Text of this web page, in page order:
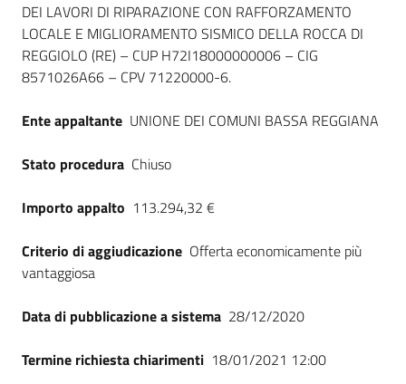
DEI LAVORI DI RIPARAZIONE CON RAFFORZAMENTO
LOCALE E MIGLIORAMENTO SISMICO DELLA ROCCA DI
REGGIOLO (RE) – CUP H72I18000000006 – CIG
8571026A66 – CPV 71220000-6.
Ente appaltante UNIONE DEI COMUNI BASSA REGGIANA
Stato procedura Chiuso
Importo appalto 113.294,32 €
Criterio di aggiudicazione Offerta economicamente più
vantaggiosa
Data di pubblicazione a sistema 28/12/2020
Termine richiesta chiarimenti 18/01/2021 12:00